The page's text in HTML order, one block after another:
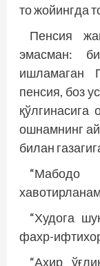
то жойинг­­да
Пенсия
эмасман:
ишламаган
пенсия, боз
ошнам­нинг
билан
“Худога
фахр-
“Ахир